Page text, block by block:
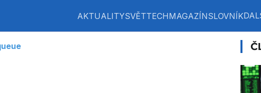
AKTUALITYSVĚTTECHMAGAZÍNSLOVNÍK